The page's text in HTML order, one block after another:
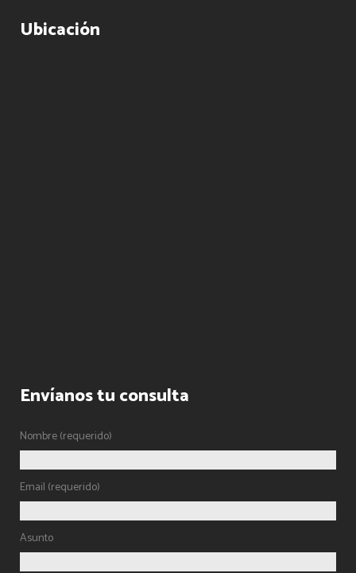
Ubicación
Envíanos tu consulta
Nombre (requerido)
Email (requerido)
Asunto